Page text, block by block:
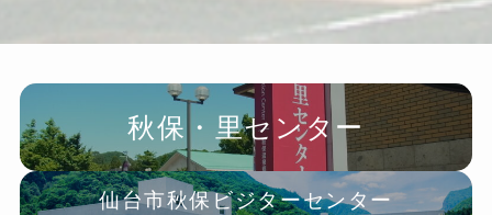
秋保・里センター
仙台市秋保ビジターセンター